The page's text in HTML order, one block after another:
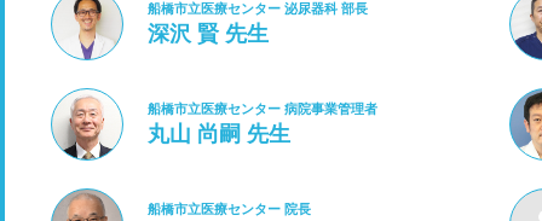
船橋市立医療センター 泌尿器科 部長
深沢 賢 先生
船橋市立医療センター 病院事業管理者
丸山 尚嗣 先生
船橋市立医療センター 院長